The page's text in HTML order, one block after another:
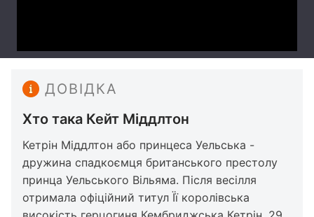
ДОВІДКА
Хто така Кейт Міддлтон
Кетрін Міддлтон або принцеса Уельська -
дружина спадкоємця британського престолу
принца Уельського Вільяма. Після весілля
отримала офіційний титул Її королівська